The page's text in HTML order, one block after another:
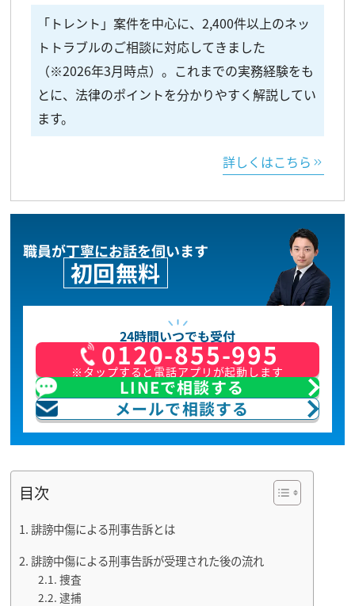
「トレント」案件を中心に、2,400件以上のネッ
トトラブルのご相談に対応してきました
（※2026年3月時点）。これまでの実務経験をも
とに、法律のポイントを分かりやすく解説してい
ます。
詳しくはこちら
職員が丁寧にお話を伺います
初回無料
24時間いつでも受付
0120-855-995
※タップすると電話アプリが起動します
LINEで相談する
メールで相談する
目次
誹謗中傷による刑事告訴とは
誹謗中傷による刑事告訴が受理された後の流れ
捜査
逮捕